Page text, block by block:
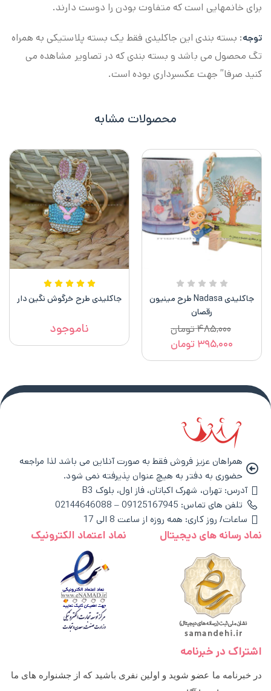
برای خانمهایی است که متفاوت بودن را دوست دارند.
توجه: بسته بندی این جاکلیدی فقط یک بسته پلاستیکی به همراه
تگ محصول می باشد و بسته بندی که در تصاویر مشاهده می
کنید صرفا” جهت عکسبرداری بوده است.
محصولات مشابه
جاکلیدی Nadasa طرح مینیون
رقصان
۴۸۵,۰۰۰تومان
۳۹۵,۰۰۰ تومان
جاکلیدی طرح خرگوش نگین دار
ناموجود
همراهان عزیز فروش فقط به صورت آنلاین می باشد لذا مراجعه
حضوری به دفتر به هیچ عنوان پذیرفته نمی شود.
آدرس: تهران، شهرک اکباتان، فاز اول، بلوک B3
تلفن های تماس: 09125167945 – 02144646088
ساعات/ روز کاری: همه روزه از ساعت 8 الی 17
نماد رسانه های دیجیتال نماد اعتماد الکترونیک
اشتراک در خبرنامه
در خبرنامه ما عضو شوید و اولین نفری باشید که از جشنواره های ما